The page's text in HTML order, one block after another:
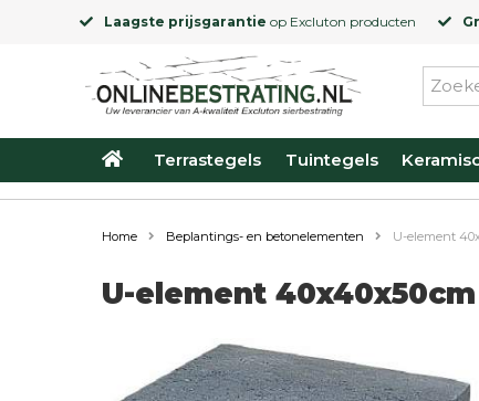
Laagste prijsgarantie op Excluton producten
Terrastegels Tuintegels
Home Beplantings- en betonelementen U-element
U-element